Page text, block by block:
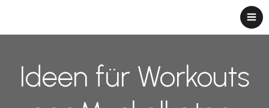
Ideen für Workouts